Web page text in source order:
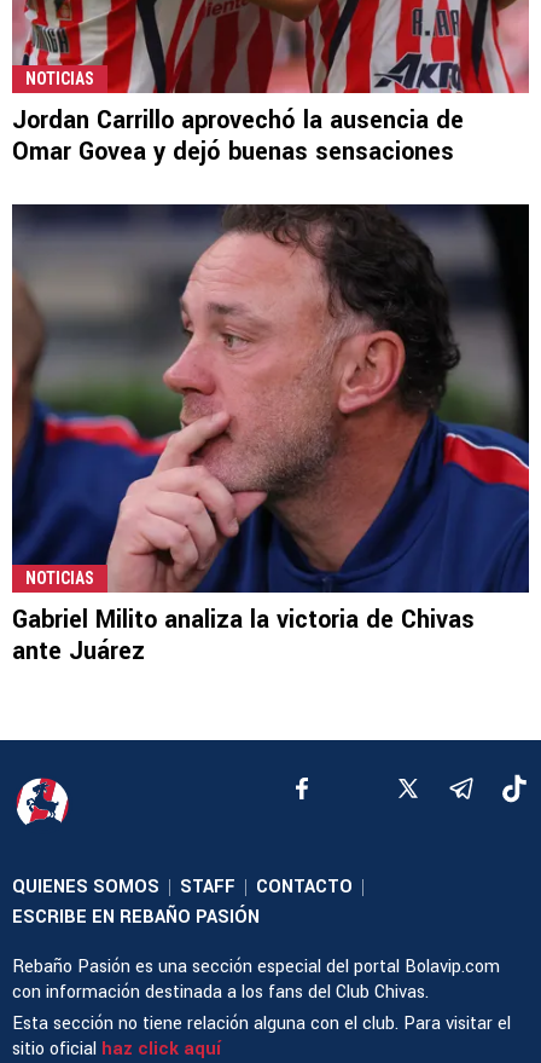
NOTICIAS
Jordan Carrillo aprovechó la ausencia de
Omar Govea y dejó buenas sensaciones
NOTICIAS
Gabriel Milito analiza la victoria de Chivas
ante Juárez
QUIENES SOMOS | STAFF | CONTACTO |
ESCRIBE EN REBAÑO PASIÓN
Rebaño Pasión es una sección especial del portal Bolavip.com
con información destinada a los fans del Club Chivas.
Esta sección no tiene relación alguna con el club. Para visitar el
sitio oficial haz click aquí